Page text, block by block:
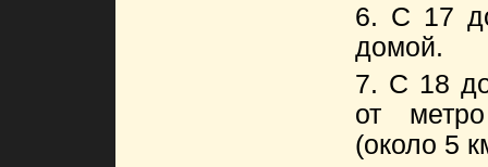
6. С 17
домой.
7. С 18
от
(около 5